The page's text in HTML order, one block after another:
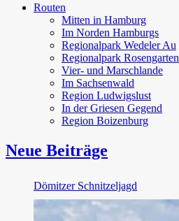
Routen
Mitten in Hamburg
Im Norden Hamburgs
Regionalpark Wedeler Au
Regionalpark Rosengarten
Vier- und Marschlande
Im Sachsenwald
Region Ludwigslust
In der Griesen Gegend
Region Boizenburg
Neue Beiträge
Dömitzer Schnitzeljagd